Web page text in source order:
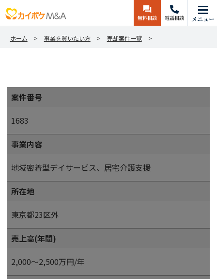
無料相談 電話相談 メニュー
ホーム 事業を買いたい方 売却案件一覧
案件番号
1683
事業内容
地域密着型デイサービス、居宅介護支援
所在地
東京都23区外
売上高(年間)
2,000～2,500万円/年